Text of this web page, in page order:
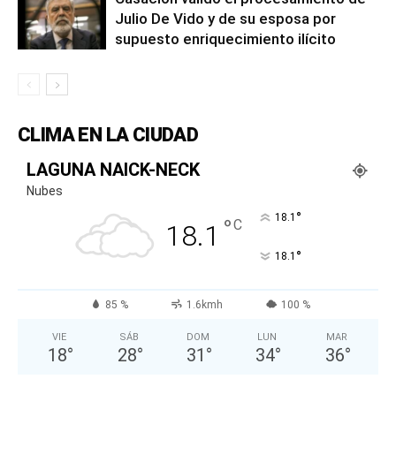
Julio De Vido y de su esposa por
supuesto enriquecimiento ilícito
CLIMA EN LA CIUDAD
LAGUNA NAICK-NECK
Nubes
18.1 °C 18.1 °
18.1 °
85 % 1.6kmh 100 %
VIE
18°
SÁB
28°
DOM
31 °
LUN
34°
MAR
36°